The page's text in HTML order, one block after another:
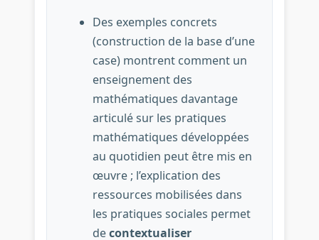
Des exemples concrets
(construction de la base d’une
case) montrent comment un
enseignement des
mathématiques davantage
articulé sur les pratiques
mathématiques développées
au quotidien peut être mis en
œuvre ; l’explication des
ressources mobilisées dans
les pratiques sociales permet
decontextualiser